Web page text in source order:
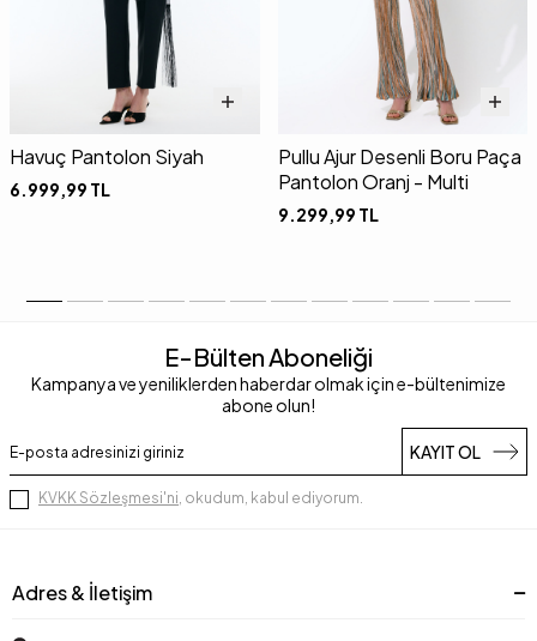
Havuç Pantolon Siyah
6.999,99 TL
Pullu Ajur Desenli Boru Paça
Pantolon Oranj - Multi
9.299,99 TL
E-Bülten Aboneliği
Kampanya ve yeniliklerden haberdar olmak için e-bültenimize
abone olun!
KAYIT OL
KVKK Sözleşmesi'ni, okudum, kabul ediyorum.
Adres & İletişim